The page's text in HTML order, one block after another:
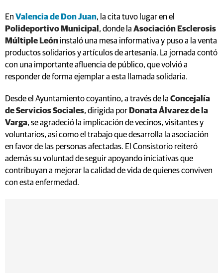
En Valencia de Don Juan, la cita tuvo lugar en el
Polideportivo Municipal , donde la Asociación Esclerosis
Múltiple León instaló una mesa informativa y puso a la venta
productos solidarios y artículos de artesanía. La jornada contó
con una importante afluencia de público, que volvió a
responder de forma ejemplar a esta llamada solidaria.
Desde el Ayuntamiento coyantino, a través de la Concejalía
de Servicios Sociales, dirigida por Donata Álvarez de la
Varga, se agradeció la implicación de vecinos, visitantes y
voluntarios, así como el trabajo que desarrolla la asociación
en favor de las personas afectadas. El Consistorio reiteró
además su voluntad de seguir apoyando iniciativas que
contribuyan a mejorar la calidad de vida de quienes conviven
con esta enfermedad.